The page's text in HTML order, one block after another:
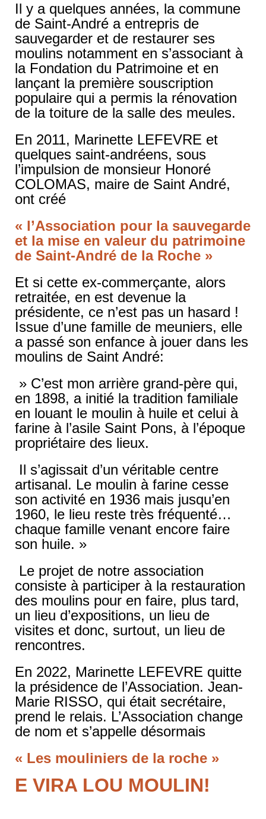
Il y a quelques années, la commune
de Saint-André a entrepris de
sauvegarder et de restaurer ses
moulins notamment en s’associant à
la Fondation du Patrimoine et en
lançant la première souscription
populaire qui a permis la rénovation
de la toiture de la salle des meules.
En 2011, Marinette LEFEVRE et
quelques saint-andréens, sous
l’impulsion de monsieur Honoré
COLOMAS, maire de Saint André,
ont créé
« l’Association pour la sauvegarde
et la mise en valeur du patrimoine
de Saint-André de la Roche »
Et si cette ex-commerçante, alors
retraitée, en est devenue la
présidente, ce n’est pas un hasard !
Issue d’une famille de meuniers, elle
a passé son enfance à jouer dans les
moulins de Saint André:
» C’est mon arrière grand-père qui,
en 1898, a initié la tradition familiale
en louant le moulin à huile et celui à
farine à l’asile Saint Pons, à l’époque
propriétaire des lieux.
Il s’agissait d’un véritable centre
artisanal. Le moulin à farine cesse
son activité en 1936 mais jusqu’en
1960, le lieu reste très fréquenté…
chaque famille venant encore faire
son huile. »
Le projet de notre association
consiste à participer à la restauration
des moulins pour en faire, plus tard,
un lieu d’expositions, un lieu de
visites et donc, surtout, un lieu de
rencontres.
En 2022, Marinette LEFEVRE quitte
la présidence de l’Association. Jean-
Marie RISSO, qui était secrétaire,
prend le relais. L’Association change
de nom et s’appelle désormais
« Les mouliniers de la roche »
E VIRA LOU MOULIN!